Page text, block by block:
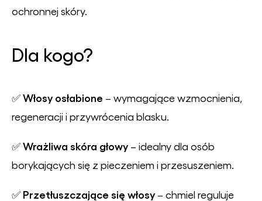
ochronnej skóry.
Dla kogo?
✅Włosy osłabione – wymagające wzmocnienia,
regeneracji i przywrócenia blasku.
✅Wrażliwa skóra głowy – idealny dla osób
borykających się z pieczeniem i przesuszeniem.
✅ Przetłuszczające się włosy – chmiel reguluje